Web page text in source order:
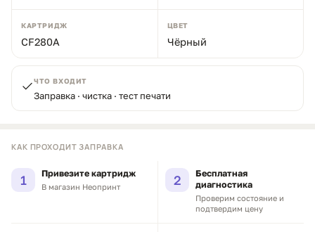
КАРТРИДЖ
CF280A
ЦВЕТ
Чёрный
ЧТО ВХОДИТ
Заправка · чистка · тест печати
КАК ПРОХОДИТ ЗАПРАВКА
1 Привезите картридж
В магазин Неопринт 2
Бесплатная
диагностика
Проверим состояние и
подтвердим цену